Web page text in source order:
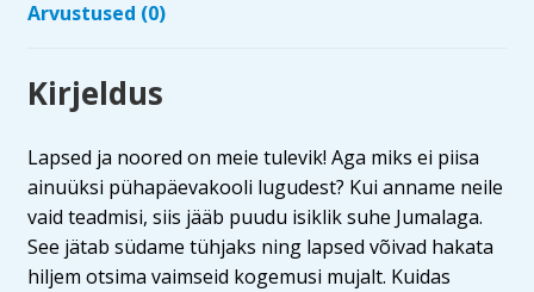
Arvustused (0)
Kirjeldus
Lapsed ja noored on meie tulevik! Aga miks ei piisa
ainuüksi pühapäevakooli lugudest? Kui anname neile
vaid teadmisi, siis jääb puudu isiklik suhe Jumalaga.
See jätab südame tühjaks ning lapsed võivad hakata
hiljem otsima vaimseid kogemusi mujalt. Kuidas